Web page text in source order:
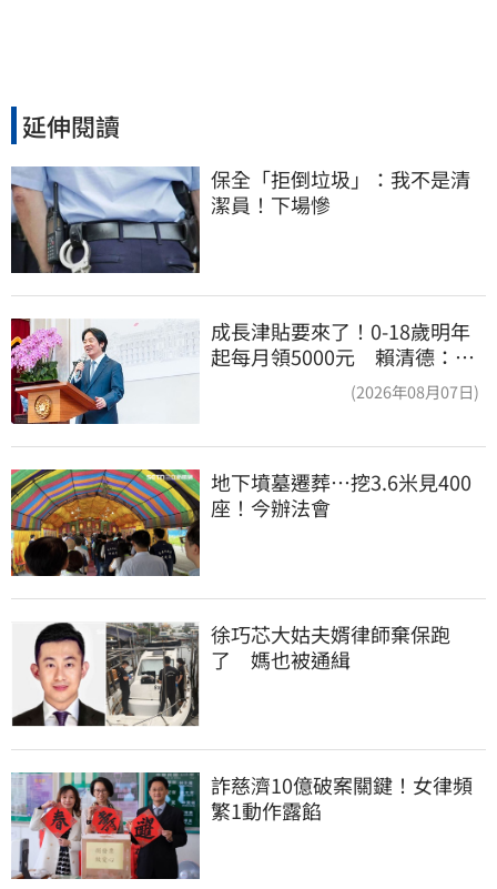
延伸閱讀
保全「拒倒垃圾」：我不是清
潔員！下場慘
成長津貼要來了！0-18歲明年
起每月領5000元 賴清德：此
(2026年08月07日)
地下墳墓遷葬…挖3.6米見400
座！今辦法會
徐巧芯大姑夫婿律師棄保跑
了　媽也被通緝
詐慈濟10億破案關鍵！女律頻
繁1動作露餡